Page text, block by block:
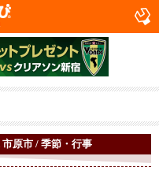
原市 / 季節・行事